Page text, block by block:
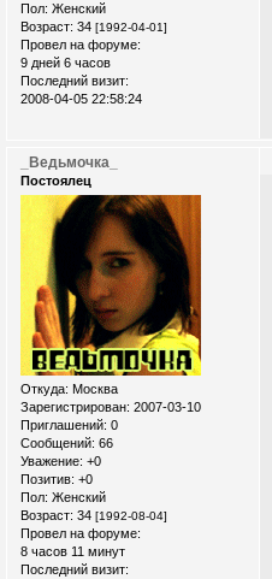
Пол: Женский
Возраст: 34 [1992-04-01]
Провел на форуме:
9 дней 6 часов
Последний визит:
2008-04-05 22:58:24
_Ведьмочка_
Постоялец
Откуда: Москва
Зарегистрирован: 2007-03-10
Приглашений: 0
Сообщений: 66
Уважение: +0
Позитив: +0
Пол: Женский
Возраст: 34 [1992-08-04]
Провел на форуме:
8 часов 11 минут
Последний визит: